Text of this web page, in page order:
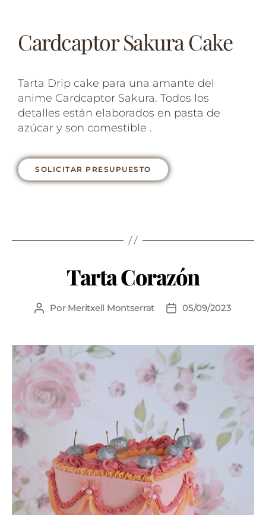
Cardcaptor Sakura Cake
Tarta Drip cake para una amante del
anime Cardcaptor Sakura. Todos los
detalles están elaborados en pasta de
azúcar y son comestible .
SOLICITAR PRESUPUESTO
Tarta Corazón
Por Meritxell Montserrat 05/09/2023